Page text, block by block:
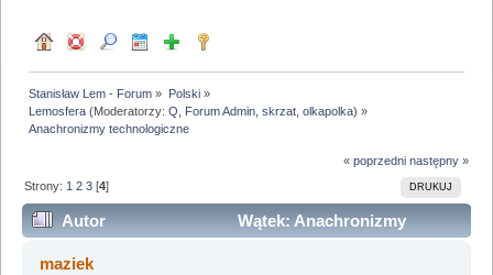
Stanisław Lem - Forum » Polski»
Lemosfera (Moderatorzy:Q Forum Admin ,skrzat ,olkapolka) »
Anachronizmy technologiczne
« poprzedni następny »
DRUKUJ
Strony: 1 2 3 [4]
Autor
Wątek: Anachronizmy
technologiczne (Przeczytany 182395 razy)
maziek